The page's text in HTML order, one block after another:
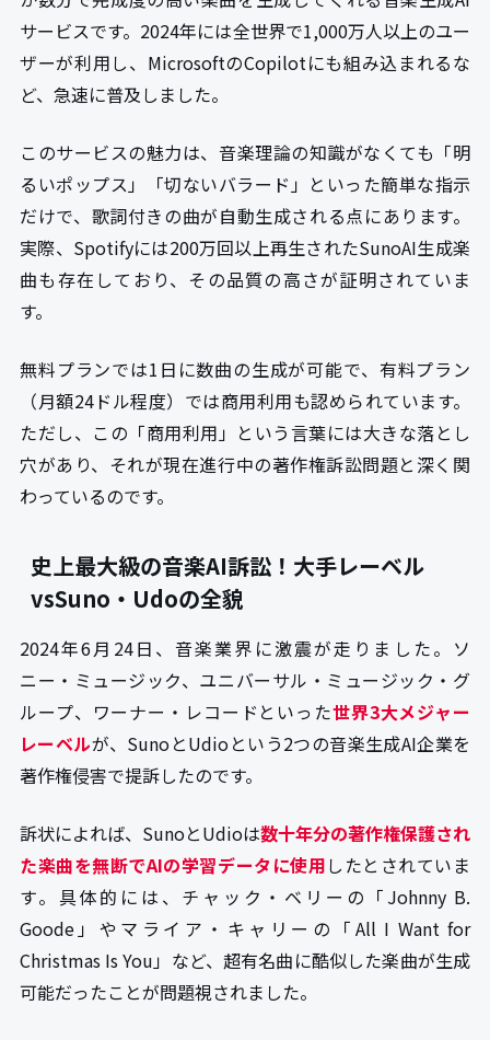
サービスです。2024年には全世界で1,000万人以上のユー
ザーが利用し、MicrosoftのCopilotにも組み込まれるな
ど、急速に普及しました。
このサービスの魅力は、音楽理論の知識がなくても「明
るいポップス」「切ないバラード」といった簡単な指示
だけで、歌詞付きの曲が自動生成される点にあります。
実際、Spotifyには200万回以上再生されたSunoAI生成楽
曲も存在しており、その品質の高さが証明されていま
す。
無料プランでは1日に数曲の生成が可能で、有料プラン
（月額24ドル程度）では商用利用も認められています。
ただし、この「商用利用」という言葉には大きな落とし
穴があり、それが現在進行中の著作権訴訟問題と深く関
わっているのです。
史上最大級の音楽AI訴訟！大手レーベル
vsSuno・Udoの全貌
2024年6月24日、音楽業界に激震が走りました。ソ
ニー・ミュージック、ユニバーサル・ミュージック・グ
ループ、ワーナー・レコードといった世界3大メジャー
レーベルが、SunoとUdioという2つの音楽生成AI企業を
著作権侵害で提訴したのです。
訴状によれば、SunoとUdioは数十年分の著作権保護され
た楽曲を無断でAIの学習データに使用したとされていま
す。具体的には、チャック・ベリーの「Johnny B.
Goode」やマライア・キャリーの「All I Want for
Christmas Is You」など、超有名曲に酷似した楽曲が生成
可能だったことが問題視されました。